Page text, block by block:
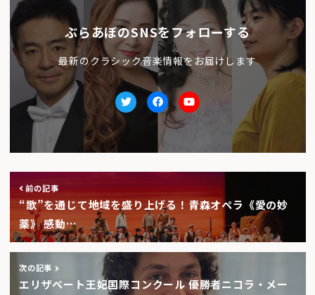
ぶらあぼのSNSをフォローする
最新のクラシック音楽情報をお届けします
TwitterfacebookYoutube
前の記事
“歌”を通じて地域を盛り上げる！青森オペラ《愛の妙
薬》 感動…
次の記事
エリザベート王妃国際コンクール 優勝者ニコラ・メー